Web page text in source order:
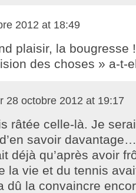
2012 at 18:49
plaisir, la bougresse
des choses » a-t-
28 octobre 2012 at 19:17
râtée celle-là. Je
savoir
déjà qu’après avoir
la vie et du tennis
dû la convaincre